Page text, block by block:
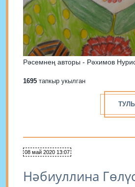
Рәсемнең авторы - Рәхимов
1695 тапкыр укылган
08 май 2020 13:07
Нәбиуллина